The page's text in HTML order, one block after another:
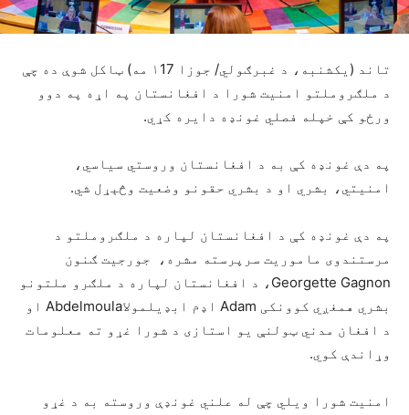
تاند (یکشنبه، د غبرګولي/ جوزا ۱17 مه) ټاکل شوې ده چې
د ملګروملتو امنیت شورا د افغانستان په اړه په دوو
ورځو کې خپله فصلي غونډه دایره کړي.
په دې غونډه کې به د افغانستان وروستي سیاسي،
امنیتي، بشري او د بشري حقونو وضعیت وڅېړل شي.
په دې غونډه کې د افغانستان لپاره د ملګروملتو د
مرستندوی ماموریت سرپرسته مشره، جورجیت ګنون
Georgette Gagnon، د افغانستان لپاره د ملګرو ملتونو
بشري همغږي کوونکی Adam اډم ابډیلمولاAbdelmoula او
د افغان مدني ټولنې یو استازی د شورا غړو ته معلومات
وړاندې کوي.
امنیت شورا ویلي چې له علني غونډې وروسته به د غړو